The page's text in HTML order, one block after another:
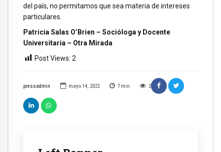
pressadmin mayo 14, 2022 7 min 2
del país, no permitamos que sea materia de intereses
particulares.
Patricia Salas O’Brien – Socióloga y Docente
Universitaria – Otra Mirada
Post Views: 2